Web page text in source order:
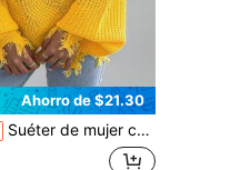
Ahorro de $21.30
Suéter de mujer con hombros descubiertos y ribete peludo, liso, de manga larga, para otoño e invierno, listo para usar, tops de punto informales